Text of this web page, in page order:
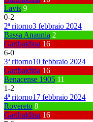
Lavis 9
0-2
2ª ritorno3 febbraio 2024
Bassa Anaunia 2
Garibaldina 16
6-0
3ª ritorno10 febbraio 2024
Garibaldina 16
Benacense 1905 11
1-2
4ª ritorno17 febbraio 2024
Rovereto 8
Garibaldina 16